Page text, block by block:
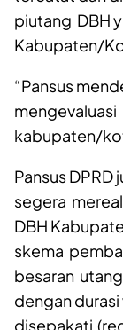
Malut,
Pemerintah
melakukan
tercatat dan
piutang DBH
Kabupaten/
“Pansus
kabupaten/
Pansus
segera
DBH